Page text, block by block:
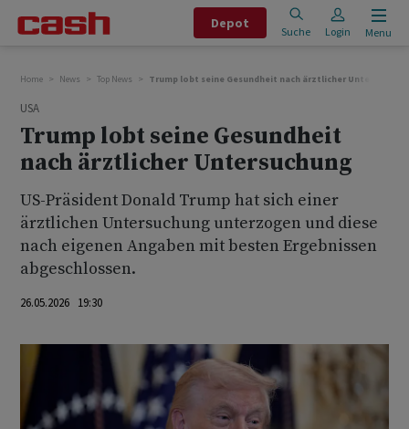
Depot
Suche Login Menu
Home News Top News Trump lobt seine Gesundheit nach ärztlicher
USA
Trump lobt seine Gesundheit
nach ärztlicher Untersuchung
US-Präsident Donald Trump hat sich einer
ärztlichen Untersuchung unterzogen und diese
nach eigenen Angaben mit besten Ergebnissen
abgeschlossen.
26.05.2026 19:30